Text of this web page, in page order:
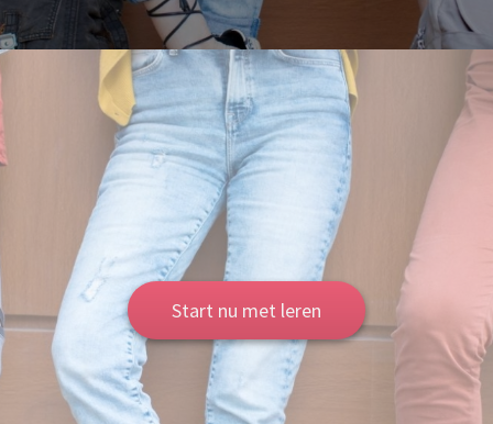
Start nu met leren